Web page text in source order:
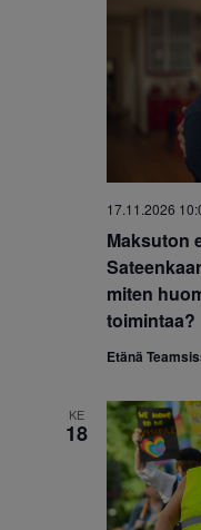
Maksuton
miten
toimintaa?
17.11.2026
Etänä
KE
18